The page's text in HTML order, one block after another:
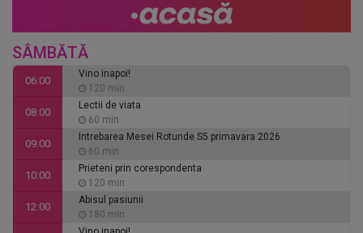
SÂMBĂTĂ
06:00
Vino inapoi!
120 min
08:00
Lectii de viata
60 min
09:00
Intrebarea Mesei Rotunde S5 primavara 2026
60 min
10:00
Prieteni prin corespondenta
120 min
12:00
Abisul pasiunii
180 min